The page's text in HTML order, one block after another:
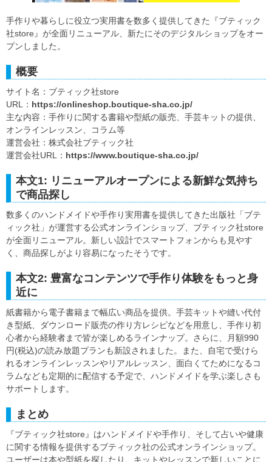
手作りや暮らしに役立つ実用書を数多く提供してきた『ブティック
社store』が全面リニューアル、新たにそのデジタルショップをオー
プンしました。
概要
サイト名：ブティック社store
URL： https://onlineshop.boutique-sha.co.jp/
主な内容：手作りに関する書籍や型紙の販売、手芸キットの提供、
オンラインレッスン、コラム等
運営会社：株式会社ブティック社
運営会社URL： https://www.boutique-sha.co.jp/
本文1: リニューアルオープンによる新鮮な気持ち
で商品探し
数多くのハンドメイドや手作り実用書を提供してきた出版社「ブテ
ィック社」が運営する公式オンラインショップ、ブティック社store
が全面リニューアル。新しい設計でスマートフォンからも見やす
く、商品探しがより容易になったそうです。
本文2: 豊富なコンテンツで手作り体験をもっと身
近に
紙書籍から電子書籍まで幅広い商品を提供。手芸キットや縫い代付
き型紙、ダウンロード販売の作り方レシピなどを用意し、手作り初
心者から経験者まで皆が楽しめるラインナップ。さらに、月額990
円(税込)の読み放題プランも新設されました。また、自宅で受けら
れるオンラインレッスンやリアルレッスン、面白くてためになるコ
ラムなども定期的に配信する予定で、ハンドメイドを学ぶ楽しさも
サポートします。
まとめ
『ブティック社store』はハンドメイドや手作り、そして占いや健康
に関する情報を提供するブティック社の公式オンラインショップ。
ユーザーは本や型紙を探したり、キットやレッスンで新しいことに